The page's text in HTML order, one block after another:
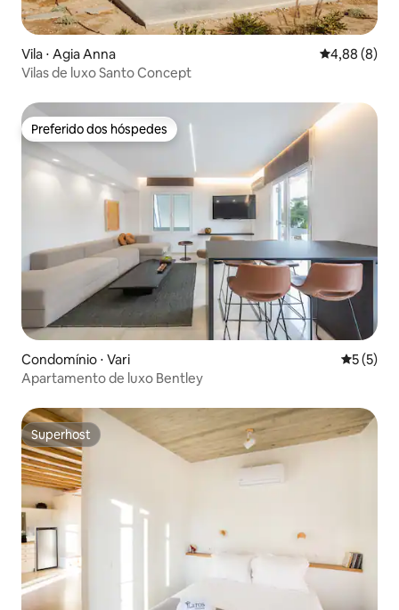
Vila ⋅ Agia Anna 4,88 de uma
4,88 (8)
Vilas de luxo Santo Concept
Preferido dos hóspedes
Preferido dos hóspedes
Condomínio ⋅ Vari 5 de
5 (5)
Apartamento de luxo Bentley
Superhost
Superhost